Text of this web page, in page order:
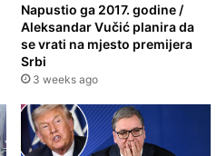
Napustio ga 2017. godine /
Aleksandar Vučić planira da
se vrati na mjesto premijera
Srbi
3 weeks ago